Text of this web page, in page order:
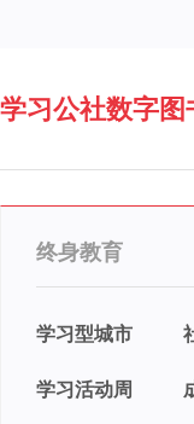
学习公社数字图
终身教育
学习型城市
学习活动周